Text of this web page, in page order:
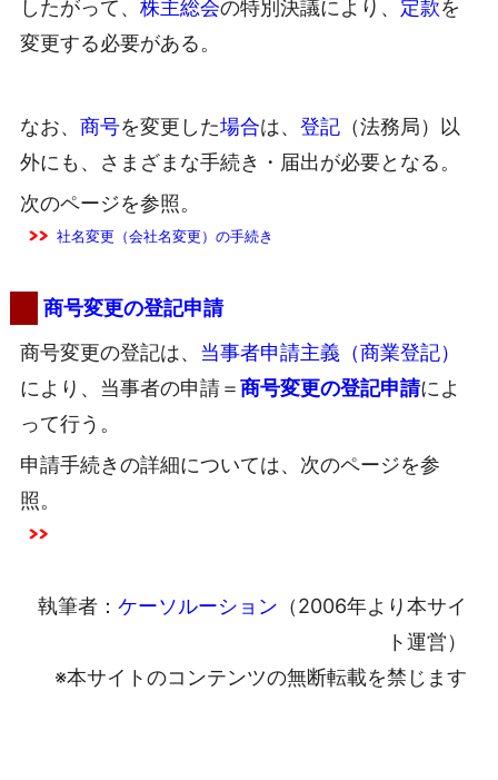
したがって、 株主総会の特別決議により、 定款を
変更する必要がある。
なお、 商号を変更した場合は、 登記 （法務局）以
外にも、さまざまな手続き・届出が必要となる。
次のページを参照。
社名変更（会社名変更）の手続き
商号変更の登記申請
商号変更の登記は、 当事者申請主義（商業登記）
により、当事者の申請＝商号変更の登記申請によ
って行う。
申請手続きの詳細については、次のページを参
照。
執筆者： ケーソルーション （2006年より本サイ
ト運営）
※本サイトのコンテンツの無断転載を禁じます